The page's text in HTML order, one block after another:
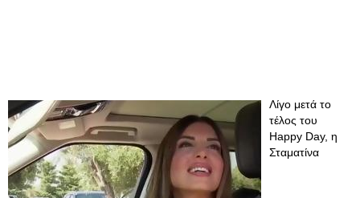
Λίγο μετά το
τέλος του
Happy Day, η
Σταματίνα